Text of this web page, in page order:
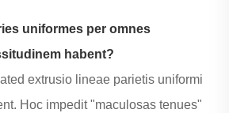
uniformes per omnes
habent?
extrusio lineae parietis uniformi
Hoc impedit "maculosas tenues"